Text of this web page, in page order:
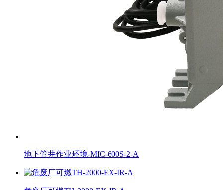
地下管井作业环境-MIC-600S-2-A